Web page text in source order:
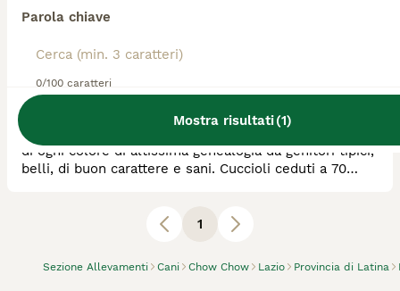
Parola chiave
0/100 caratteri
Mostra risultati(1)
Sezione Allevamenti Cani Chow Chow Lazio Provincia di Latina
Razza: Chow Chow
Rieti
Allevamento riconosciuto ENCI-FCI; bellissimi cuccioli
di ogni colore di altissima genealogia da genitori tipici,
belli, di buon carattere e sani. Cuccioli ceduti a 70
1